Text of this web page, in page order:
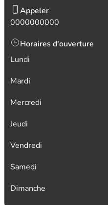
Appeler
0000000000
Horaires d'ouverture
Lundi
Mardi
Mercredi
Jeudi
Vendredi
Samedi
Dimanche